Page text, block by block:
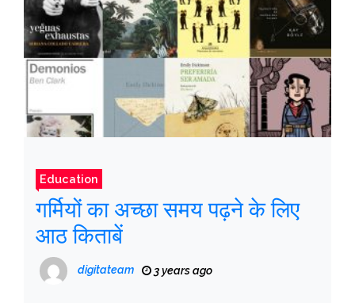
Education
गर्मियों का अच्छा समय पढ़ने के लिए
आठ किताबें
digitateam 3 years ago